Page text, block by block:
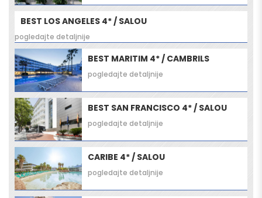
BEST LOS ANGELES 4* / SALOU
pogledajte detaljnije
BEST MARITIM 4* / CAMBRILS
pogledajte detaljnije
BEST SAN FRANCISCO 4* / SALOU
pogledajte detaljnije
CARIBE 4* / SALOU
pogledajte detaljnije